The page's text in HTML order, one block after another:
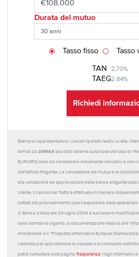
Durata del mutuo
TAN 2,70%
TAEG2,84%
Tasso fisso Tasso
Richiedi
Esempio rappresentativo: I calcoli riportati relativi a rate,
stimati da 24MAX alla data odierna sulla base dei tassi di
EUROIRS) sono da considerarsi meramente indicativi e non
dell'Istituto Rogante. La concessione del mutuo e le
alla valutazione ed approvazione della banca erogante sulla
cliente. Il calcolo del TAEG è effettuato in maniera
dettati dal provvedimento sulla trasparenza delle operazioni
di Banca d'Italia del 29 luglio 2009 e successive
della normativa vigente, la documentazione relativa alle
Immobiliare' e il “Prospetto Informativo Europeo
contratto per approfondire le clausole e le condizioni
potrà consultare sulla pagina Trasparenza i fogli informativi e